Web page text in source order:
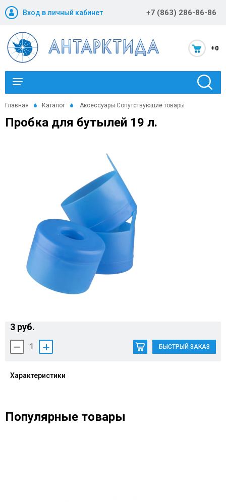
Вход в личный кабинет +7 (863) 286-86-86
+0
Каталог
Новости и акции
Компания
Статьи
Контакты
Главная Каталог Аксессуары Сопутствующие товары
Пробка для бутылей 19 л.
3 руб.
1 БЫСТРЫЙ ЗАКАЗ
Характеристики
Популярные товары